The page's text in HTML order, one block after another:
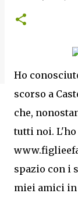
Ho
scorso a
che,
tutti noi.
spazio con i
miei amici in